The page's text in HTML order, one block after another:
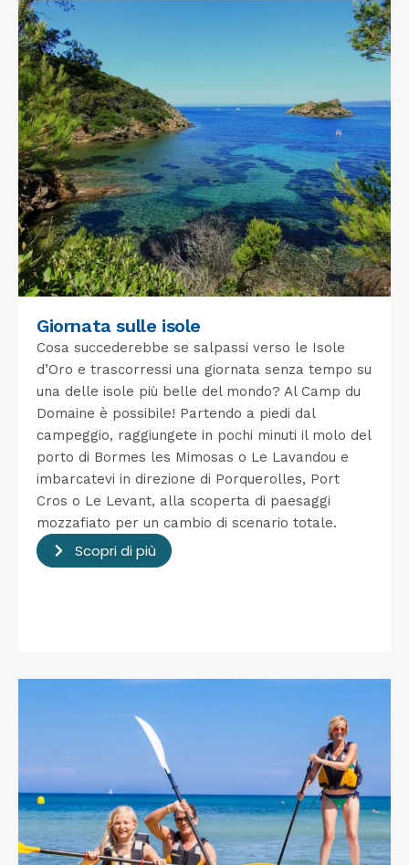
Giornata sulle isole
Cosa succederebbe se salpassi verso le Isole
d’Oro e trascorressi una giornata senza tempo su
una delle isole più belle del mondo? Al Camp du
Domaine è possibile! Partendo a piedi dal
campeggio, raggiungete in pochi minuti il ​​molo del
porto di Bormes les Mimosas o Le Lavandou e
imbarcatevi in ​​direzione di Porquerolles, Port
Cros o Le Levant, alla scoperta di paesaggi
mozzafiato per un cambio di scenario totale.
Scopri di più